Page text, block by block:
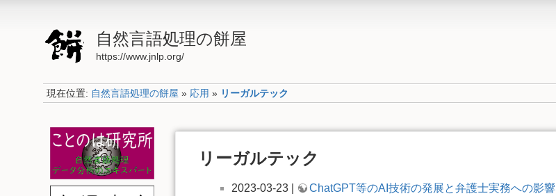
自然言語処理の餅屋
https://www.jnlp.org/
現在位置: 自然言語処理の餅屋 » 応用 » リーガルテック
リーガルテック
2023-03-23 |
ChatGPT等のAI技術の発展と弁護士実務への影響